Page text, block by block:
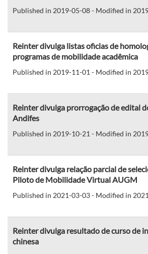
Published in 2019-05-08 - Modified in
Reinter divulga listas oficias de
programas de mobilidade acadêmica
Published in 2019-11-01 - Modified in
Reinter divulga prorrogação de edital
Andifes
Published in 2019-10-21 - Modified in
Reinter divulga relação parcial de
Piloto de Mobilidade Virtual AUGM
Published in 2021-03-03 - Modified in
Reinter divulga resultado de curso de
chinesa